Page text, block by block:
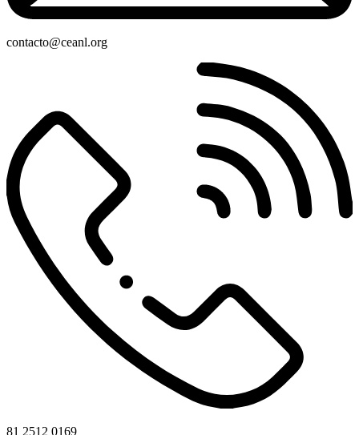
contacto@ceanl.org
81 2512 0169